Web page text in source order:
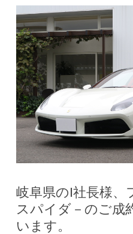
岐阜県のI社長様
スパイダ－のご成
います。